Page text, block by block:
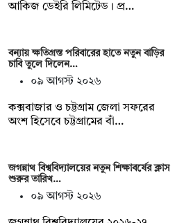
আকিজ ডেইরি লিমিটেড। প্র…
বন্যায় ক্ষতিগ্রস্ত পরিবারের হাতে নতুন বাড়ির
চাবি তুলে দিলেন…
০৯ আগস্ট ২০২৬
কক্সবাজার ও চট্টগ্রাম জেলা সফরের
অংশ হিসেবে চট্টগ্রামের বাঁ…
জগন্নাথ বিশ্ববিদ্যালয়ের নতুন শিক্ষাবর্ষের ক্লাস
শুরুর তারিখ…
০৯ আগস্ট ২০২৬